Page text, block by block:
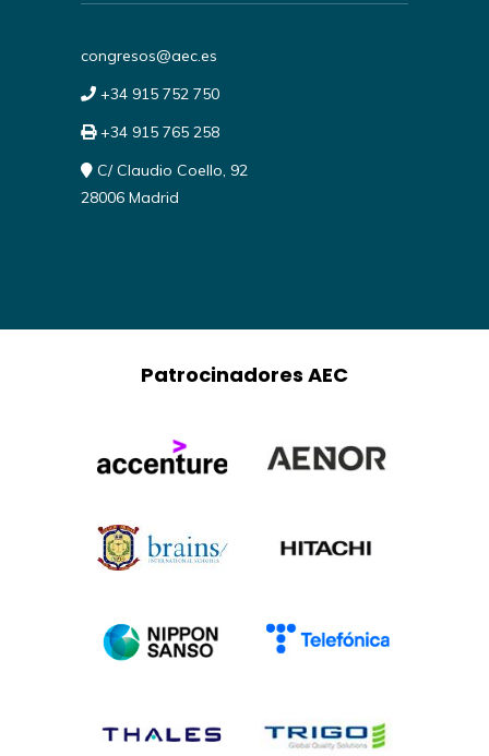
congresos@aec.es
+34 915 752 750
+34 915 765 258
C/ Claudio Coello, 92
28006 Madrid
Patrocinadores AEC